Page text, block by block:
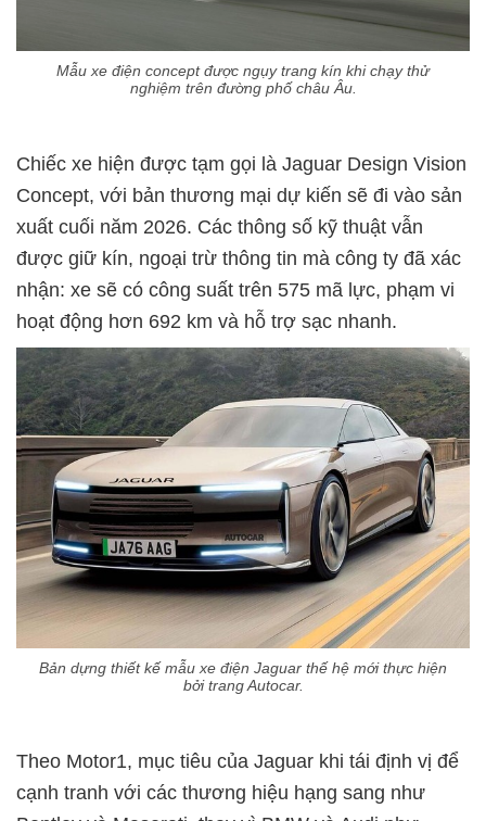
Mẫu xe điện concept được ngụy trang kín khi chạy thử
nghiệm trên đường phố châu Âu.
Chiếc xe hiện được tạm gọi là Jaguar Design Vision
Concept, với bản thương mại dự kiến sẽ đi vào sản
xuất cuối năm 2026. Các thông số kỹ thuật vẫn
được giữ kín, ngoại trừ thông tin mà công ty đã xác
nhận: xe sẽ có công suất trên 575 mã lực, phạm vi
hoạt động hơn 692 km và hỗ trợ sạc nhanh.
Bản dựng thiết kế mẫu xe điện Jaguar thế hệ mới thực hiện
bởi trang Autocar.
Theo Motor1, mục tiêu của Jaguar khi tái định vị để
cạnh tranh với các thương hiệu hạng sang như